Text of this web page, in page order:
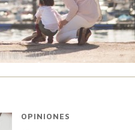
OPINIONES